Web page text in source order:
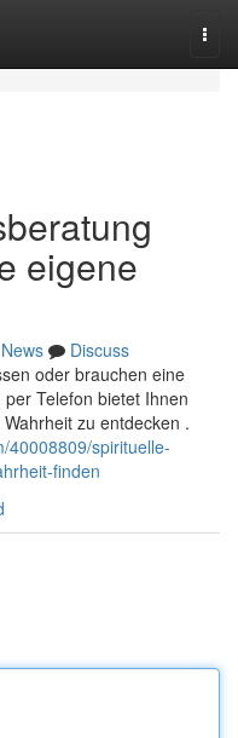
eigene
News
Discuss
oder brauchen eine
Telefon bietet Ihnen
zu entdecken .
40008809/spirituelle-
finden